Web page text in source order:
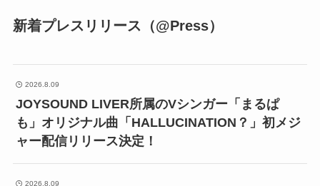
新着プレスリリース（@Press）
2026.8.09
JOYSOUND LIVER所属のVシンガー「まるぱ
も」オリジナル曲「HALLUCINATION？」初メジ
ャー配信リリース決定！
2026.8.09